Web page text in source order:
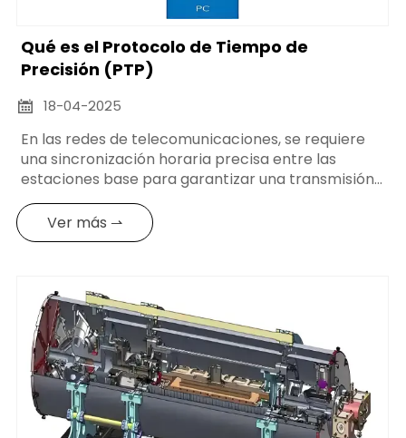
Qué es el Protocolo de Tiempo de
Precisión (PTP)
 18-04-2025
En las redes de telecomunicaciones, se requiere
una sincronización horaria precisa entre las
estaciones base para garantizar una transmisión
y conmutación precisas de la señal, mejorando así
la calidad de la comunicación y el rendimiento del
sistema.Los equipos Arctitech Atomic Clock
Ver más ⇀